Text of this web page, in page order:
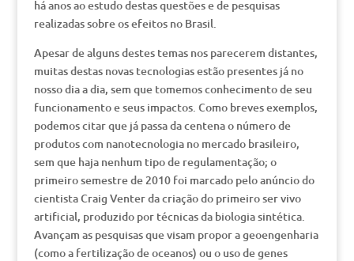
há anos ao estudo destas questões e de pesquisas
realizadas sobre os efeitos no Brasil.
Apesar de alguns destes temas nos parecerem distantes,
muitas destas novas tecnologias estão presentes já no
nosso dia a dia, sem que tomemos conhecimento de seu
funcionamento e seus impactos. Como breves exemplos,
podemos citar que já passa da centena o número de
produtos com nanotecnologia no mercado brasileiro,
sem que haja nenhum tipo de regulamentação; o
primeiro semestre de 2010 foi marcado pelo anúncio do
cientista Craig Venter da criação do primeiro ser vivo
artificial, produzido por técnicas da biologia sintética.
Avançam as pesquisas que visam propor a geoengenharia
(como a fertilização de oceanos) ou o uso de genes